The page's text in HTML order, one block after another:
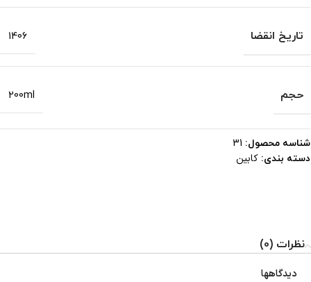
تاریخ انقضا 1406
حجم 200ml
شناسه محصول: 31
دسته بندی: کابین
نظرات (0)
دیدگاهها